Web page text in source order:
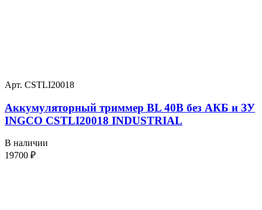
Арт. CSTLI20018
Аккумуляторный триммер BL 40В без АКБ и ЗУ
INGCO CSTLI20018 INDUSTRIAL
В наличии
19700 ₽